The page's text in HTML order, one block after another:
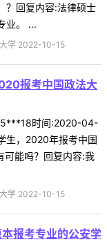
？回复内容:法律硕士
业。 ...
学 2022-10-15
报考中国政法大
时间:2020-04-
生，2020年报考中国
可能吗？回复内容:我
学 2022-10-15
报考专业的公安学